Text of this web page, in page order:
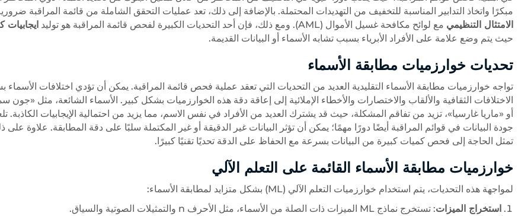
مبكرًا واتخاذ التدابير المناسبة للتخفيف من التهديدات المحتملة. بالإضافة إلى ذلك، تعد عمليات التحقق الشاملة من قائمة المراقبة
الامتثال التنظيمي مع لوائح مكافحة غسيل الأموال (AML). ومع ذلك، فإن أحد التحديات الكبيرة لفحص قائمة المراقبة هو توليد ايجابيات
حيث يتم وضع علامة على الأفراد الأبرياء بسبب تشابه الأسماء أو البيانات القديمة.
تحديات خوارزميات مطابقة الأسماء
تواجه خوارزميات مطابقة الأسماء التقليدية العديد من التحديات التي تعقد عملية فحص قائمة المراقبة. يمكن أن تؤدي اختلافات الأسماء
الاختلافات الثقافية والألقاب والاختصارات والأخطاء الإملائية إلى إعاقة دقة هذه الخوارزميات بشكل كبير. الأسماء الشائعة، مثل «جون
أو «ماريا غارسيا»، تزيد من تفاقم المشكلة، حيث قد يشترك العديد من الأفراد في نفس الاسم، مما يزيد من احتمالية الإيجابيات الكاذبة.
جودة البيانات في قوائم المراقبة أيضًا دورًا مهمًا؛ يمكن أن تؤثر البيانات غير الدقيقة أو غير المكتملة سلبًا على دقة المطابقة. علاوة على
تمثل الحاجة إلى فحص كميات كبيرة من البيانات بسرعة مع الحفاظ على الدقة تحديًا تقنيًا كبيرًا.
خوارزميات مطابقة الأسماء القائمة على التعلم الآلي
لمواجهة هذه التحديات، يتم استخدام خوارزميات التعلم الآلي (ML) بشكل متزايد لمطابقة الأسماء:
استخراج الميزات: تستخرج نماذج ML الميزات ذات الصلة من الأسماء، مثل الأحرف n والتمثيلات الصوتية والسياق.